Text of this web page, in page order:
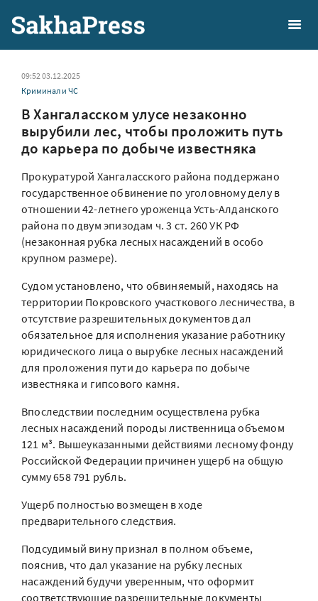
09:52 03.12.2025
Криминал и ЧС
В Хангаласском улусе незаконно
вырубили лес, чтобы проложить путь
до карьера по добыче известняка
Прокуратурой Хангаласского района поддержано
государственное обвинение по уголовному делу в
отношении 42-летнего уроженца Усть-Алданского
района по двум эпизодам ч. 3 ст. 260 УК РФ
(незаконная рубка лесных насаждений в особо
крупном размере).
Судом установлено, что обвиняемый, находясь на
территории Покровского участкового лесничества, в
отсутствие разрешительных документов дал
обязательное для исполнения указание работнику
юридического лица о вырубке лесных насаждений
для проложения пути до карьера по добыче
известняка и гипсового камня.
Впоследствии последним осуществлена рубка
лесных насаждений породы лиственница объемом
121 м³. Вышеуказанными действиями лесному фонду
Российской Федерации причинен ущерб на общую
сумму 658 791 рубль.
Ущерб полностью возмещен в ходе
предварительного следствия.
Подсудимый вину признал в полном объеме,
пояснив, что дал указание на рубку лесных
насаждений будучи уверенным, что оформит
соответствующие разрешительные документы